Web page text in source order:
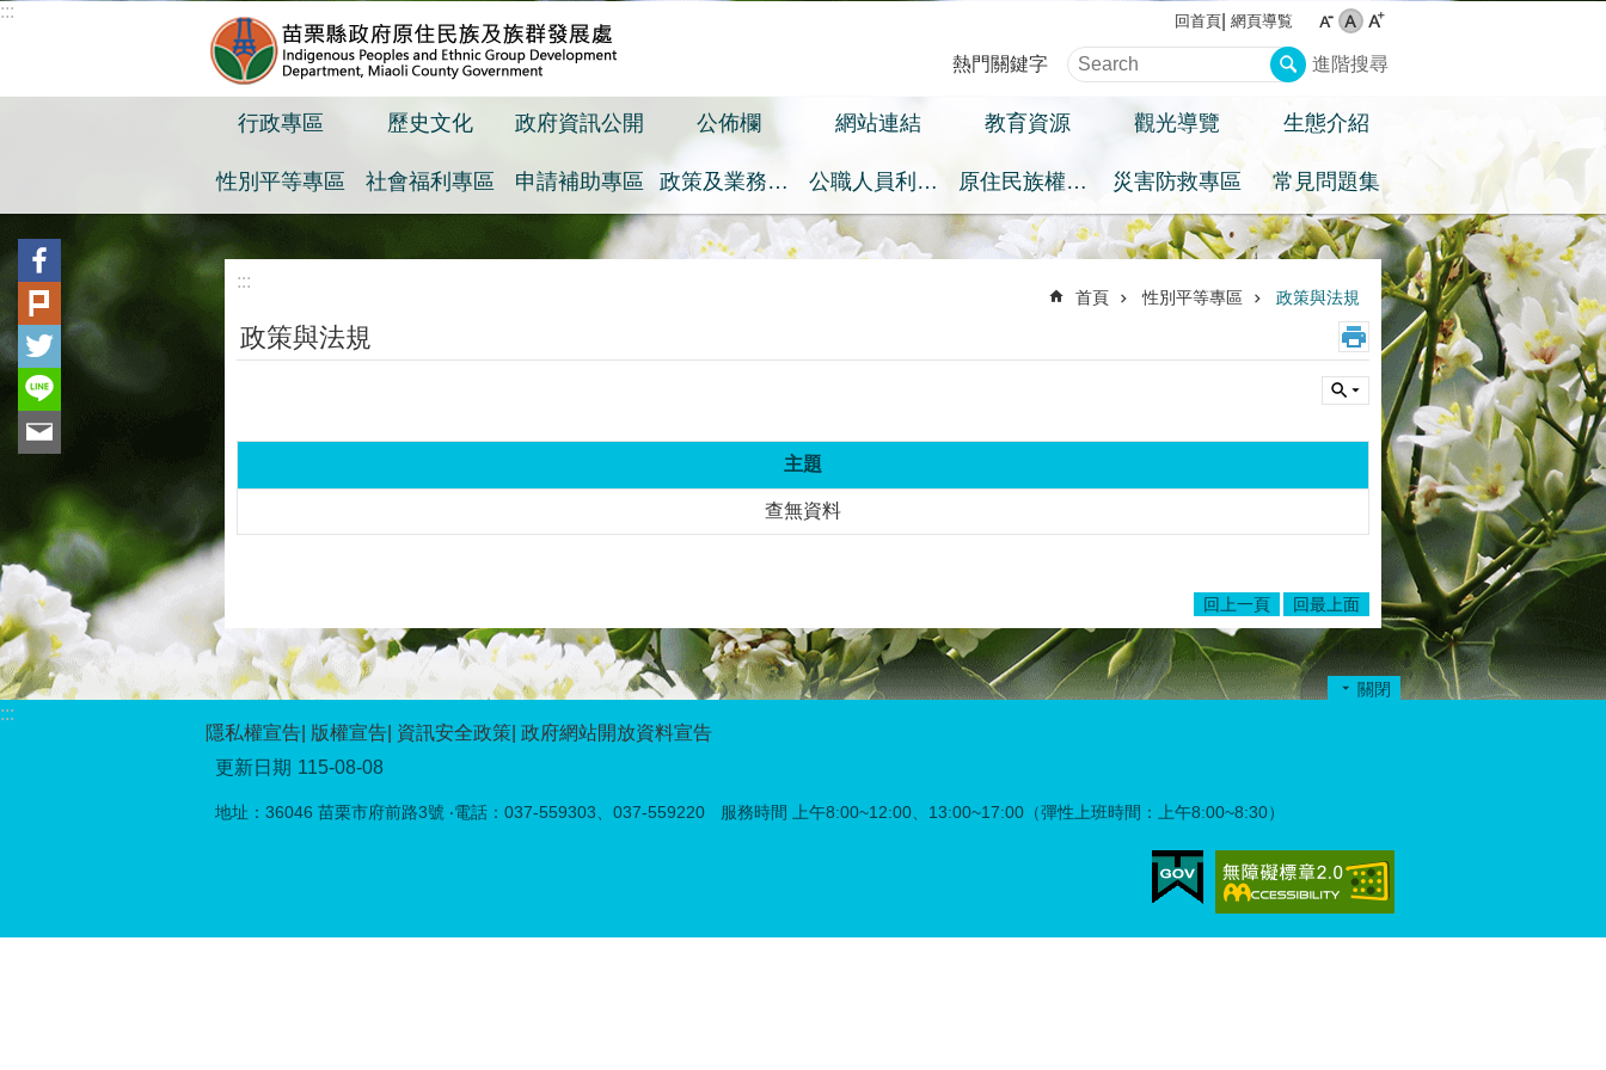
跳到主要內容區塊
::: 回首頁 網頁導覧
熱門關鍵字 進階搜尋
行政專區 歷史文化 政府資訊公開 公佈欄 網站連結 教育資源 觀光導覽 生態介紹
性別平等專區 社會福利專區 申請補助專區 政策及業務宣導之預算執行情形專區 公職人員利益衝突迴避身分揭露專區 原住民族權益專區 災害防救專區 常見問題集
:::
首頁 性別平等專區 政策與法規
政策與法規
主題
查無資料
回上一頁 回最上面
關閉
:::
隱私權宣告 版權宣告 資訊安全政策 政府網站開放資料宣告
更新日期 115-08-08
地址：36046 苗栗市府前路3號 ‧電話：037-559303、037-559220 服務時間 上午8:00~12:00、13:00~17:00（彈性上班時間：上午8:00~8:30）